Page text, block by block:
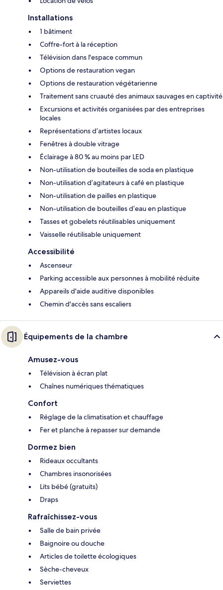
Installations
1 bâtiment
Coffre-fort à la réception
Télévision dans l'espace commun
Options de restauration vegan
Options de restauration végétarienne
Traitement sans cruauté des animaux sauvages en captivité
Excursions et activités organisées par des entreprises
locales
Représentations d’artistes locaux
Fenêtres à double vitrage
Éclairage à 80 % au moins par LED
Non-utilisation de bouteilles de soda en plastique
Non-utilisation d’agitateurs à café en plastique
Non-utilisation de pailles en plastique
Non-utilisation de bouteilles d’eau en plastique
Tasses et gobelets réutilisables uniquement
Vaisselle réutilisable uniquement
Accessibilité
Ascenseur
Parking accessible aux personnes à mobilité réduite
Appareils d'aide auditive disponibles
Chemin d'accès sans escaliers
Équipements de la chambre
Amusez-vous
Télévision à écran plat
Chaînes numériques thématiques
Confort
Réglage de la climatisation et chauffage
Fer et planche à repasser sur demande
Dormez bien
Rideaux occultants
Chambres insonorisées
Lits bébé (gratuits)
Draps
Rafraîchissez-vous
Salle de bain privée
Baignoire ou douche
Articles de toilette écologiques
Sèche-cheveux
Serviettes